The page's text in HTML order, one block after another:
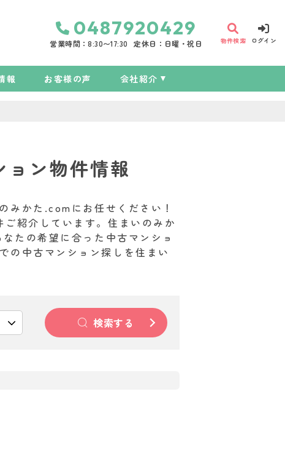
0487920429
営業時間：8:30〜17:30 定休日：日曜・祝日 物件検索 ログイン
報 お客様の声 会社紹介
ン物件情報
みかた.comにお任せください！
紹介しています。住まいのみか
たの希望に合った中古マンショ
の中古マンション探しを住まい
検索する